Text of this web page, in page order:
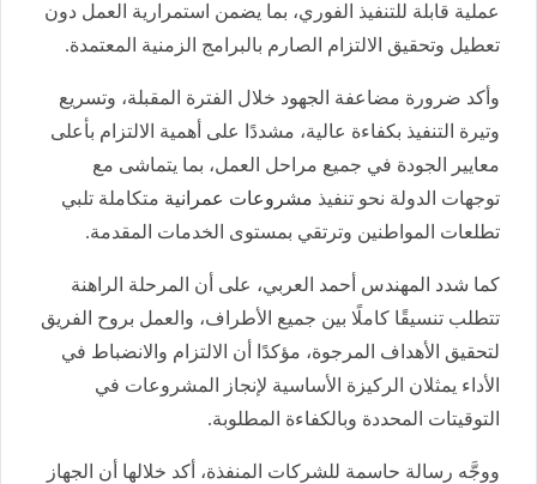
عملية قابلة للتنفيذ الفوري، بما يضمن استمرارية العمل دون
تعطيل وتحقيق الالتزام الصارم بالبرامج الزمنية المعتمدة.
وأكد ضرورة مضاعفة الجهود خلال الفترة المقبلة، وتسريع
وتيرة التنفيذ بكفاءة عالية، مشددًا على أهمية الالتزام بأعلى
معايير الجودة في جميع مراحل العمل، بما يتماشى مع
توجهات الدولة نحو تنفيذ مشروعات عمرانية متكاملة تلبي
تطلعات المواطنين وترتقي بمستوى الخدمات المقدمة.
كما شدد المهندس أحمد العربي، على أن المرحلة الراهنة
تتطلب تنسيقًا كاملًا بين جميع الأطراف، والعمل بروح الفريق
لتحقيق الأهداف المرجوة، مؤكدًا أن الالتزام والانضباط في
الأداء يمثلان الركيزة الأساسية لإنجاز المشروعات في
التوقيتات المحددة وبالكفاءة المطلوبة.
ووجَّه رسالة حاسمة للشركات المنفذة، أكد خلالها أن الجهاز